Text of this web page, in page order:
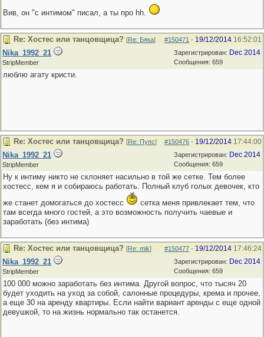
Вив, он "с интимом" писал, а ты про hh.
#150471 - 19/12/2014 16:52:01
Re: Хостес или танцовщица? [Re: Бяка]
Зарегистрирован: Dec 2014
Сообщения: 659
Nika_1992_21
StripMember
люблю агату кристи.
#150476 - 19/12/2014 17:44:00
Re: Хостес или танцовщица? [Re: Пупс]
Зарегистрирован: Dec 2014
Сообщения: 659
Nika_1992_21
StripMember
Ну к интиму никто не склоняет насильно в той же сетке. Тем более
хостесс, кем я и собираюсь работать. Полный клуб голых девочек, кто
же станет домогаться до хостесс
сетка меня привлекает тем, что
там всегда много гостей, а это возможность получить чаевые и
заработать (без интима)
#150477 - 19/12/2014 17:46:24
Re: Хостес или танцовщица? [Re: mik]
Зарегистрирован: Dec 2014
Сообщения: 659
Nika_1992_21
StripMember
100 000 можно заработать без интима. Другой вопрос, что тысяч 20
будет уходить на уход за собой, салонные процедуры, крема и прочее,
а еще 30 на аренду квартиры. Если найти вариант аренды с еще одной
девушкой, то на жизнь нормально так останется.